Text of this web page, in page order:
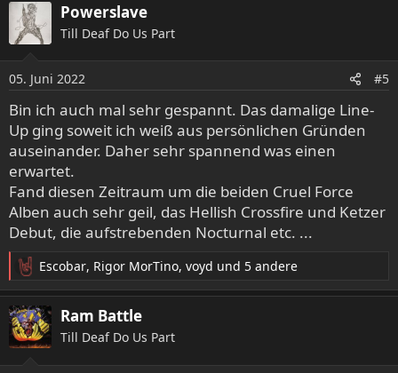
Powerslave
Till Deaf Do Us Part
05. Juni 2022 #5
Bin ich auch mal sehr gespannt. Das damalige Line-
Up ging soweit ich weiß aus persönlichen Gründen
auseinander. Daher sehr spannend was einen
erwartet.
Fand diesen Zeitraum um die beiden Cruel Force
Alben auch sehr geil, das Hellish Crossfire und Ketzer
Debut, die aufstrebenden Nocturnal etc. ...
R
e
a
k
t
Escobar, Rigor MorTino, voyd und 5 andere
Ram Battle
Till Deaf Do Us Part